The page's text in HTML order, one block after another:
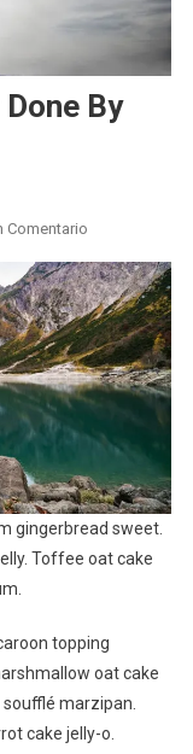
By
ComentarioEn
Crazy
Bike
Stunt
Done
By
Riders
In
2017
gingerbread sweet.
Toffee oat cake
topping
oat cake
marzipan.
cake jelly-o.